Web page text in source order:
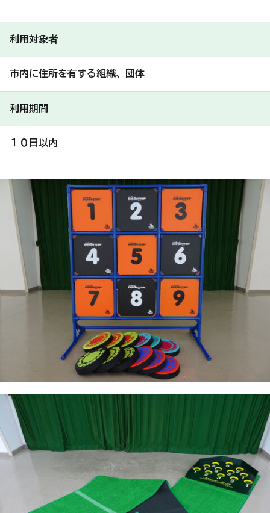
利用対象者
市内に住所を有する組織、団体
利用期間
１０日以内